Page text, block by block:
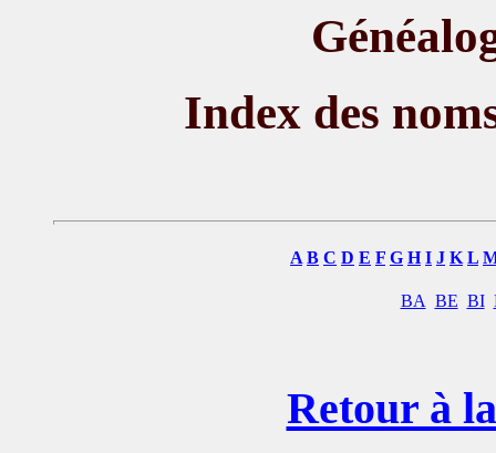
Index des
A B C D E F G H I J K L
BA BE BI
Retour à